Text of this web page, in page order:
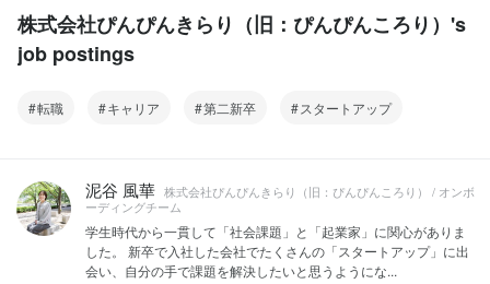
シッターの枠を超えて、家事や育児を真
心込めてサポートします。 アクティブシ
少子高齢化の課題を解決します。 まるで
で思っています。 各種メディアに取り上
ファイナンス４億円の資金調達を実施す
るなど、注目のスタートアップです。 #
プロダクト 「きらりライフサポート
株式会社ぴんぴんきらり（旧：ぴんぴんころり）'s
job postings
転職 キャリア 第二新卒 スタートアップ
泥谷 風華 株式会社ぴんぴんきらり（旧：ぴんぴんころり） / オンボ
ーディングチーム
学生時代から一貫して「社会課題」と「起業家」に関心がありま
した。 新卒で入社した会社でたくさんの「スタートアップ」に出
会い、自分の手で課題を解決したいと思うようにな...